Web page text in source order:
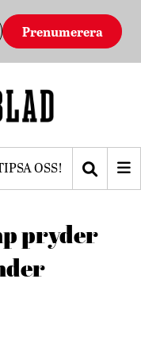
Prenumerera
PRENUMERERA
OSS!
pryder